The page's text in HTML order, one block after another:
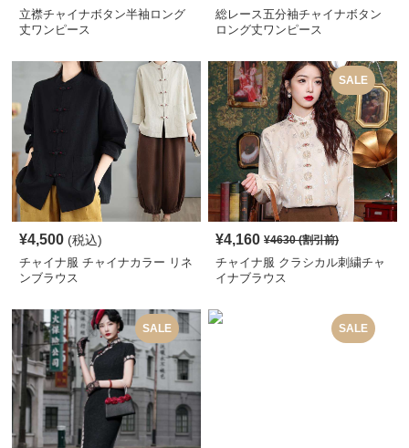
立襟チャイナボタン半袖ロング
丈ワンピース
総レース五分袖チャイナボタン
ロング丈ワンピース
¥4,500 (税込)
チャイナ服 チャイナカラー リネ
ンブラウス
SALE
¥4,160 ¥4630(割引前)
チャイナ服 クラシカル刺繍チャ
イナブラウス
SALE SALE